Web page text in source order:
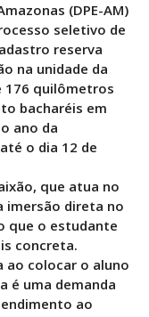
(DPE-AM)
seletivo de
reserva
na unidade da
quilômetros
bacharéis em
ano da
o dia 12 de
que atua no
imersão direta no
que o estudante
concreta.
ao colocar o aluno
é uma demanda
ao